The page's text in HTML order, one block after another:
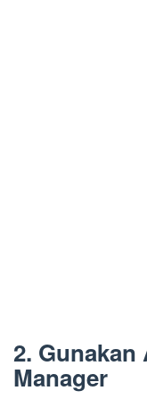
2.
Manager